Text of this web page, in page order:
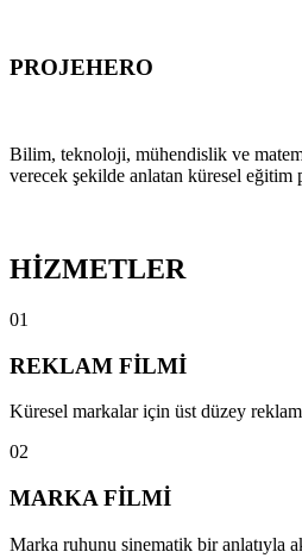
PROJEHERO
Bilim, teknoloji, mühendislik ve
verecek şekilde anlatan küresel eğitim
HİZMETLER
01
REKLAM FİLMİ
Küresel markalar için üst düzey
02
MARKA FİLMİ
Marka ruhunu sinematik bir anlatıyla